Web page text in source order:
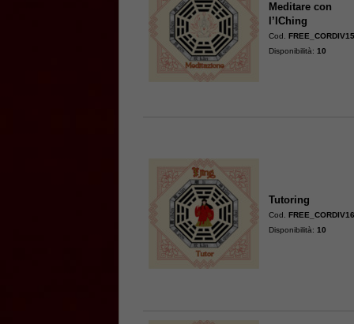
Meditare con
l’IChing
Cod.
Disponibilità:10
Tutoring
Cod.
Disponibilità:10